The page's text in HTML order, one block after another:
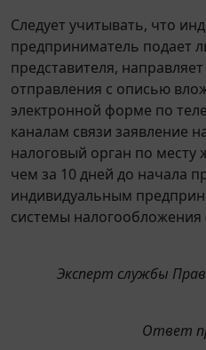
Следует учитывать, что
предприниматель подает
представителя,
отправления с описью
электронной форме по
каналам связи заявление
налоговый орган по месту
чем за 10 дней до начала
индивидуальным
системы налогообложения
Эксперт службы
Ответ